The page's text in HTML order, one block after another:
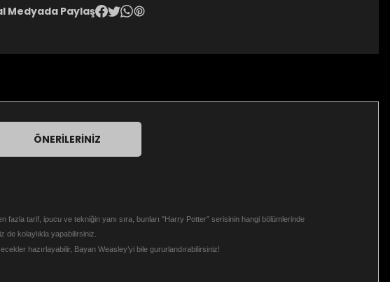
Medyada Paylaş
ÖNERILERINIZ
fazla tarif, ipucu ve tekniğin yanı sıra, bunları "Harry Potter” serisinin hangi bölümlerinde
kolaylıkla yapabilirsiniz.
hazırlayabilir, Bayan Weasley’yi bile gururlandırabilirsiniz!